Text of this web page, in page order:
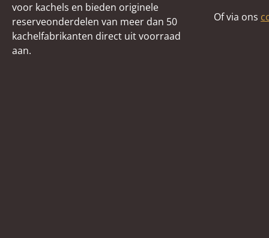
voor kachels en bieden originele
reserveonderdelen van meer dan 50
kachelfabrikanten direct uit voorraad
aan.
Of via ons